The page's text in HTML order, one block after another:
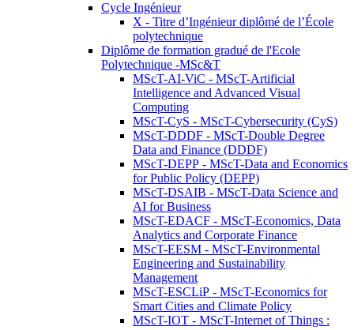
Cycle Ingénieur
X - Titre d’Ingénieur diplômé de l’École
polytechnique
Diplôme de formation gradué de l'Ecole
Polytechnique -MSc&T
MScT-AI-ViC - MScT-Artificial
Intelligence and Advanced Visual
Computing
MScT-CyS - MScT-Cybersecurity (CyS)
MScT-DDDF - MScT-Double Degree
Data and Finance (DDDF)
MScT-DEPP - MScT-Data and Economics
for Public Policy (DEPP)
MScT-DSAIB - MScT-Data Science and
AI for Business
MScT-EDACF - MScT-Economics, Data
Analytics and Corporate Finance
MScT-EESM - MScT-Environmental
Engineering and Sustainability
Management
MScT-ESCLiP - MScT-Economics for
Smart Cities and Climate Policy
MScT-IOT - MScT-Internet of Things :